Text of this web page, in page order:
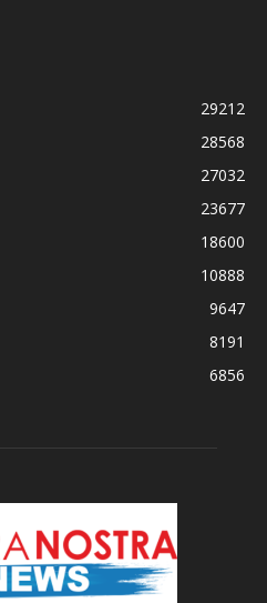
29212
28568
27032
23677
18600
10888
9647
8191
6856